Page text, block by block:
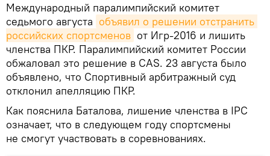
Международный паралимпийский комитет
седьмого августа объявил о решении отстранить
российских спортсменов от Игр-2016 и лишить
членства ПКР. Паралимпийский комитет России
обжаловал это решение в CAS. 23 августа было
объявлено, что Спортивный арбитражный суд
отклонил апелляцию ПКР.
Как пояснила Баталова, лишение членства в IPC
означает, что в следующем году спортсмены
не смогут участвовать в соревнованиях.